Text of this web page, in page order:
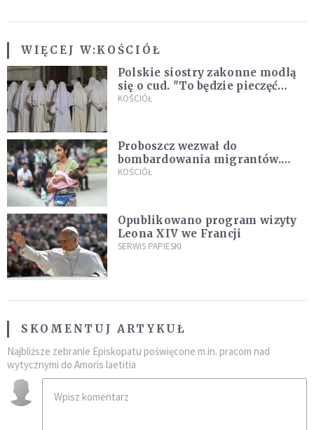
WIĘCEJ W:KOŚCIÓŁ
Polskie siostry zakonne modlą
się o cud. "To będzie pieczęć
Pana Boga dla naszej wiary"
KOŚCIÓŁ
Proboszcz wezwał do
bombardowania migrantów.
"Masowy ogień przeciwko
KOŚCIÓŁ
Opublikowano program wizyty
Leona XIV we Francji
SERWIS PAPIESKI
SKOMENTUJ ARTYKUŁ
Najbliższe zebranie Episkopatu poświęcone m.in. pracom nad
wytycznymi do Amoris laetitia